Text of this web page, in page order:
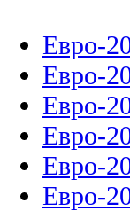
Евро-
Евро-
Евро-
Евро-
Евро-
Евро-